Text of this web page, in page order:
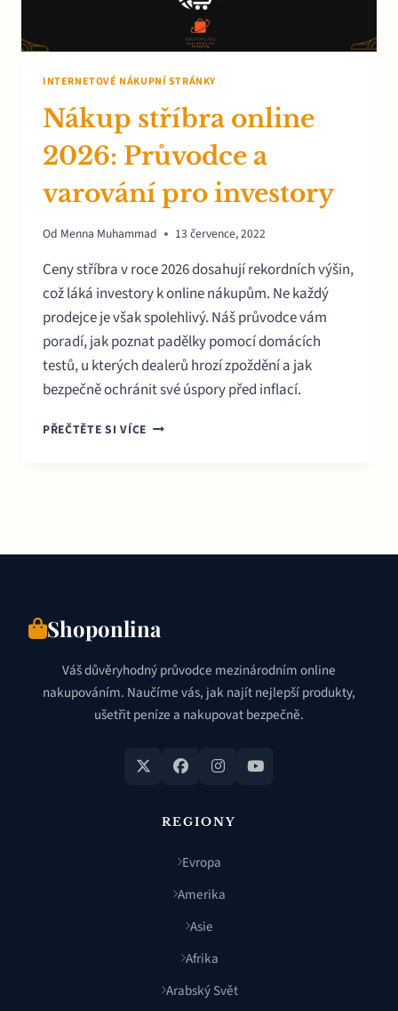
INTERNETOVÉ NÁKUPNÍ STRÁNKY
Nákup stříbra online
2026: Průvodce a
varování pro investory
Od Menna Muhammad 13 července, 2022
Ceny stříbra v roce 2026 dosahují rekordních výšin,
což láká investory k online nákupům. Ne každý
prodejce je však spolehlivý. Náš průvodce vám
poradí, jak poznat padělky pomocí domácích
testů, u kterých dealerů hrozí zpoždění a jak
bezpečně ochránit své úspory před inflací.
PŘEČTĚTE SI VÍCENÁKUP
PRO
Shoponlina
Váš důvěryhodný průvodce mezinárodním online
nakupováním. Naučíme vás, jak najít nejlepší produkty,
ušetřit peníze a nakupovat bezpečně.
REGIONY
Evropa
Amerika
Asie
Afrika
Arabský Svět